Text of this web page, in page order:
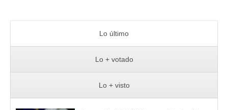
Lo último
Lo + votado
Lo + visto